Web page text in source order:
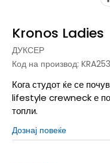
Kronos Ladies
ДУКСЕР
Код на производ:
Кога студот ќе се
lifestyle crewneck е
топли.
Дознај повеќе